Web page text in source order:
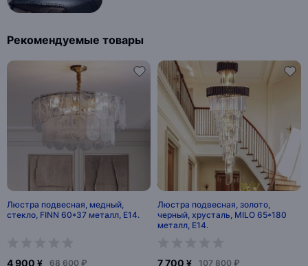
Рекомендуемые товары
Люстра подвесная, медный,
стекло, FINN 60*37 металл, E14.
4 900 ¥ 68 600 ₽
Люстра подвесная, золото,
черный, хрусталь, MILO 65*180
металл, E14.
7 700 ¥ 107 800 ₽